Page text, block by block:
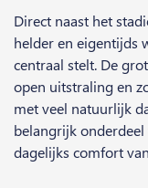
Direct naast het
helder en eigentijds
centraal stelt. De
open uitstraling en
met veel natuurlijk
belangrijk
dagelijks comfort